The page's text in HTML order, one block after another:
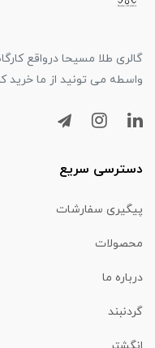
گالری طلا مسیحا درواقع
واسطه می تونید از ما خرید
دسترسی سریع
پیگیری سفارشات
محصولات
درباره ما
گردنبند